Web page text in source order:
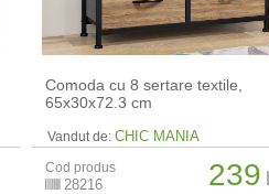
Comoda cu 8 sertare textile,
65x30x72.3 cm
Vandut de: CHIC MANIA
Cod produs
28216 239